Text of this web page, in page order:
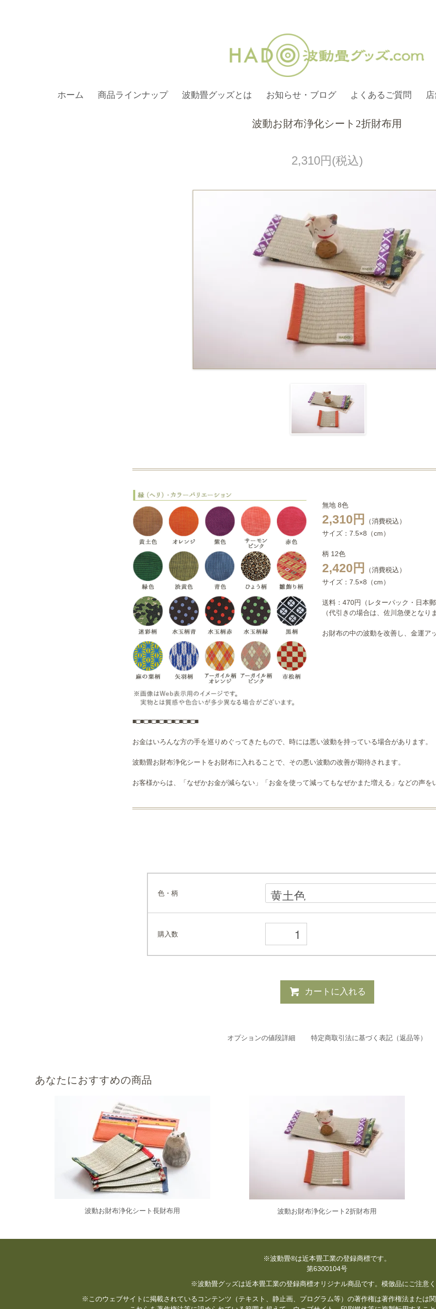
ホーム 商品ラインナップ 波動畳グッズとは お知らせ・ブログ よくあるご質問
波動お財布浄化シート2折財布用
2,310円(税込)
無地 8色
2,310円
（消費税込）
サイズ：7.5×8（cm）
柄 12色
2,420円
（消費税込）
サイズ：7.5×8（cm）
送料：470円（レターパック・日本郵
（代引きの場合は、佐川急便となり
お財布の中の波動を改善し、金運ア
■□■□■□■□■□■□■□■□■
お金はいろんな方の手を巡りめぐってきたもので、時には悪い波動を持っている場合があります。
波動畳お財布浄化シートをお財布に入れることで、その悪い波動の改善が期待されます。
お客様からは、「なぜかお金が減らない」「お金を使って減ってもなぜかまた増える」などの声を
色・柄
購入数
カートに入れる
オプションの値段詳細 特定商取引法に基づく表記（返品等）
あなたにおすすめの商品
波動お財布浄化シート長財布用 波動お財布浄化シート2折財布用
※波動畳®は近本畳工業の登録商標です。
第6300104号
※波動畳グッズは近本畳工業の登録商標オリジナル商品です。模倣品にご注意く
※このウェブサイトに掲載されているコンテンツ（テキスト、静止画、プログラム等）の著作権は著作権法または